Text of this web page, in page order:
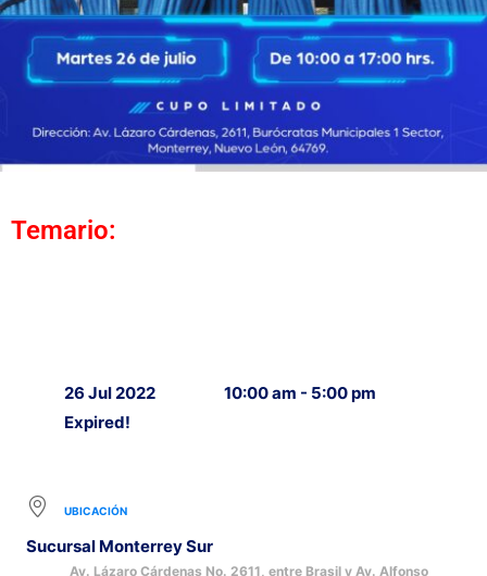
Temario:
26 Jul 2022
Expired!
10:00 am - 5:00 pm
UBICACIÓN
Sucursal Monterrey Sur
Av. Lázaro Cárdenas No. 2611, entre Brasil y Av. Alfonso